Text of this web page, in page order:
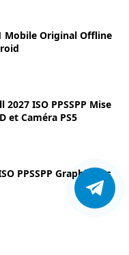
Mobile Original Offline
ISO PPSSPP Mise
et Caméra PS5
PPSSPP Graphismes